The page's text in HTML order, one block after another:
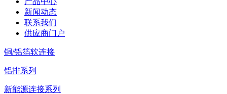
新闻动态
联系我们
供应商门户
铜/铝箔软连接
铝排系列
新能源连接系列